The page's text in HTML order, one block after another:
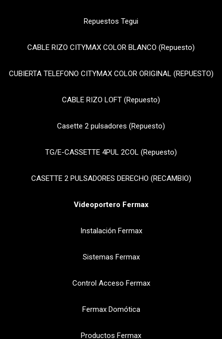
Repuestos Tegui
CABLE RIZO CITYMAX COLOR BLANCO (Repuesto)
CUBIERTA TELEFONO CITYMAX COLOR ORIGINAL (REPUESTO)
CABLE RIZO LOFT (Repuesto)
Casette 2 pulsadores (Repuesto)
TG/E-CASSETTE 4PUL 2COL (Repuesto)
CASETTE 2 PULSADORES DERECHO (RECAMBIO)
Videoportero Fermax
Instalación Fermax
Sistemas Fermax
Control Acceso Fermax
Fermax Domótica
Productos Fermax